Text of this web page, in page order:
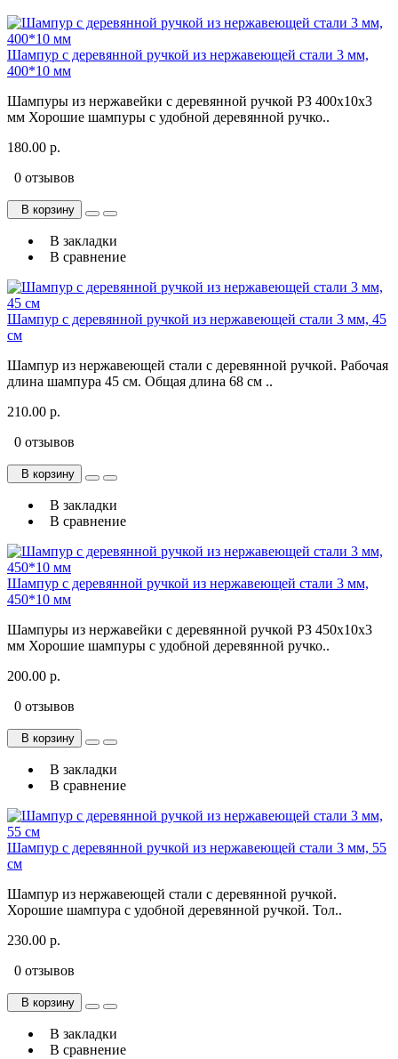
Шампур с деревянной ручкой из нержавеющей стали 3 мм,
400*10 мм
Шампуры из нержавейки с деревянной ручкой РЗ 400x10x3
мм Хорошие шампуры с удобной деревянной ручко..
180.00 р.
0 отзывов
В корзину
В закладки
В сравнение
Шампур с деревянной ручкой из нержавеющей стали 3 мм, 45
см
Шампур из нержавеющей стали с деревянной ручкой. Рабочая
длина шампура 45 см. Общая длина 68 см ..
210.00 р.
0 отзывов
В корзину
В закладки
В сравнение
Шампур с деревянной ручкой из нержавеющей стали 3 мм,
450*10 мм
Шампуры из нержавейки с деревянной ручкой РЗ 450x10x3
мм Хорошие шампуры с удобной деревянной ручко..
200.00 р.
0 отзывов
В корзину
В закладки
В сравнение
Шампур с деревянной ручкой из нержавеющей стали 3 мм, 55
см
Шампур из нержавеющей стали с деревянной ручкой.
Хорошие шампура с удобной деревянной ручкой. Тол..
230.00 р.
0 отзывов
В корзину
В закладки
В сравнение